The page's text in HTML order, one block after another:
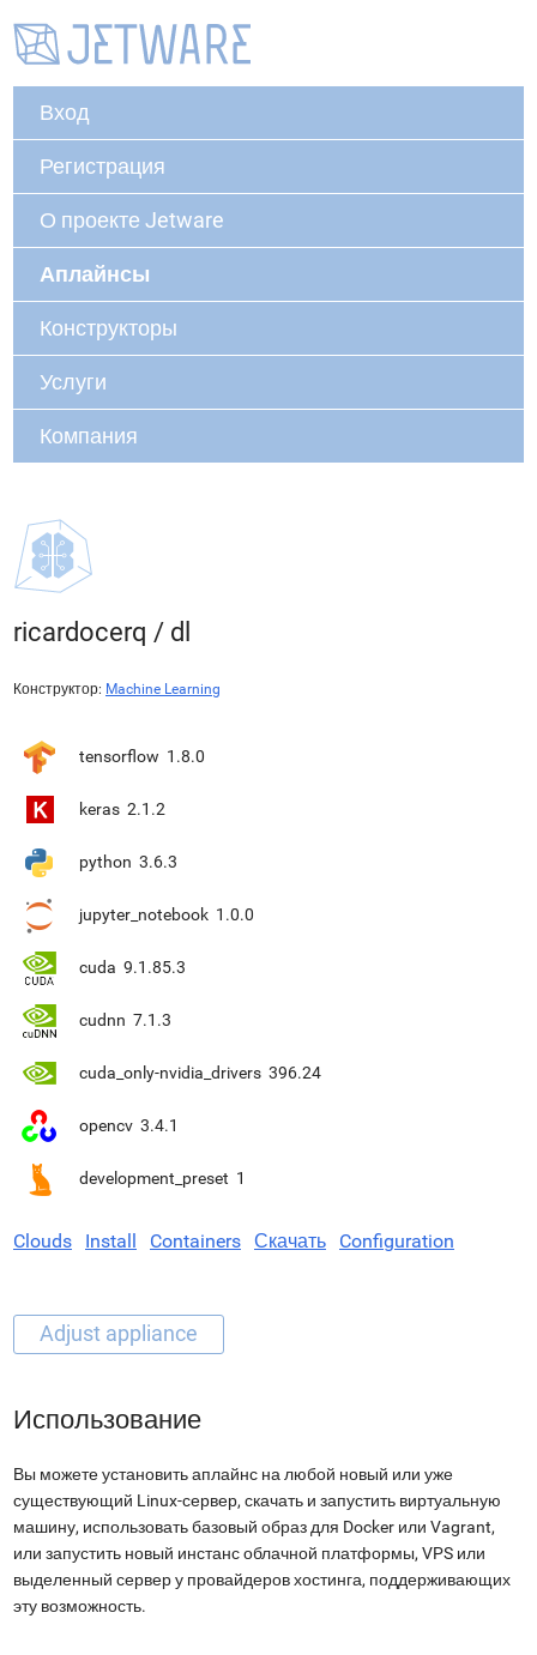
Вход
Регистрация
О проекте Jetware
Аплайнсы
Конструкторы
Услуги
Компания
ricardocerq / dl
Конструктор: Machine Learning
tensorflow 1.8.0
keras 2.1.2
python 3.6.3
jupyter_notebook 1.0.0
cuda 9.1.85.3
cudnn 7.1.3
cuda_only-nvidia_drivers 396.24
opencv 3.4.1
development_preset 1
Clouds Install Containers Скачать Configuration
Использование
Вы можете установить аплайнс на любой новый или уже
существующий Linux-сервер, скачать и запустить виртуальную
машину, использовать базовый образ для Docker или Vagrant,
или запустить новый инстанс облачной платформы, VPS или
выделенный сервер у провайдеров хостинга, поддерживающих
эту возможность.